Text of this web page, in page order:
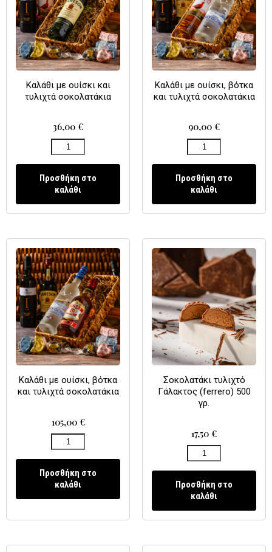
Καλάθι με ουίσκι και
τυλιχτά σοκολατάκια
36,00 €
Προσθήκη στο
καλάθι
Καλάθι με ουίσκι, βότκα
και τυλιχτά σοκολατάκια
90,00 €
Προσθήκη στο
καλάθι
Καλάθι με ουίσκι, βότκα
και τυλιχτά σοκολατάκια
105,00 €
Προσθήκη στο
καλάθι
Σοκολατάκι τυλιχτό
Γάλακτος (ferrero) 500
γρ.
17,50 €
Προσθήκη στο
καλάθι